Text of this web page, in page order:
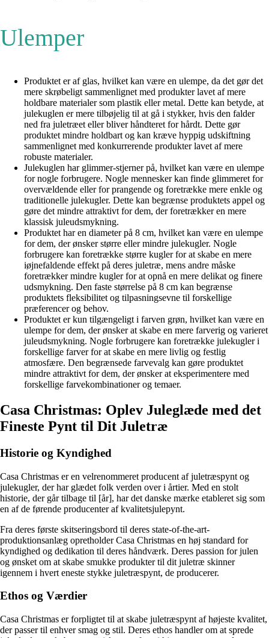
Ulemper
Produktet er af glas, hvilket kan være en ulempe, da det gør det
mere skrøbeligt sammenlignet med produkter lavet af mere
holdbare materialer som plastik eller metal. Dette kan betyde, at
julekuglen er mere tilbøjelig til at gå i stykker, hvis den falder
ned fra juletræet eller bliver håndteret for hårdt. Dette gør
produktet mindre holdbart og kan kræve hyppig udskiftning
sammenlignet med konkurrerende produkter lavet af mere
robuste materialer.
Julekuglen har glimmer-stjerner på, hvilket kan være en ulempe
for nogle forbrugere. Nogle mennesker kan finde glimmeret for
overvældende eller for prangende og foretrække mere enkle og
traditionelle julekugler. Dette kan begrænse produktets appel og
gøre det mindre attraktivt for dem, der foretrækker en mere
klassisk juleudsmykning.
Produktet har en diameter på 8 cm, hvilket kan være en ulempe
for dem, der ønsker større eller mindre julekugler. Nogle
forbrugere kan foretrække større kugler for at skabe en mere
iøjnefaldende effekt på deres juletræ, mens andre måske
foretrækker mindre kugler for at opnå en mere delikat og finere
udsmykning. Den faste størrelse på 8 cm kan begrænse
produktets fleksibilitet og tilpasningsevne til forskellige
præferencer og behov.
Produktet er kun tilgængeligt i farven grøn, hvilket kan være en
ulempe for dem, der ønsker at skabe en mere farverig og varieret
juleudsmykning. Nogle forbrugere kan foretrække julekugler i
forskellige farver for at skabe en mere livlig og festlig
atmosfære. Den begrænsede farvevalg kan gøre produktet
mindre attraktivt for dem, der ønsker at eksperimentere med
forskellige farvekombinationer og temaer.
Casa Christmas: Oplev Juleglæde med det
Fineste Pynt til Dit Juletræ
Historie og Kyndighed
Casa Christmas er en velrenommeret producent af juletræspynt og
julekugler, der har glædet folk verden over i årtier. Med en stolt
historie, der går tilbage til [år], har det danske mærke etableret sig som
en af de førende producenter af kvalitetsjulepynt.
Fra deres første skitseringsbord til deres state-of-the-art-
produktionsanlæg opretholder Casa Christmas en høj standard for
kyndighed og dedikation til deres håndværk. Deres passion for julen
og ønsket om at skabe smukke produkter til dit juletræ skinner
igennem i hvert eneste stykke juletræspynt, de producerer.
Ethos og Værdier
Casa Christmas er forpligtet til at skabe juletræspynt af højeste kvalitet,
der passer til enhver smag og stil. Deres ethos handler om at sprede